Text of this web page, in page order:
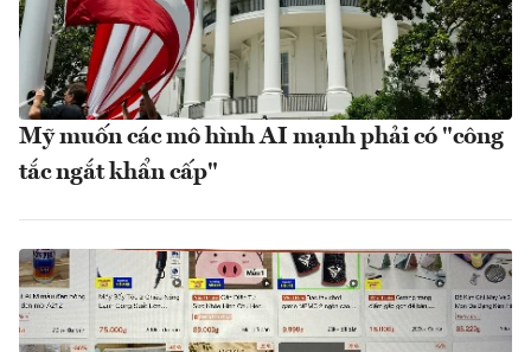
Mỹ muốn các mô hình AI mạnh phải có "công
tắc ngắt khẩn cấp"